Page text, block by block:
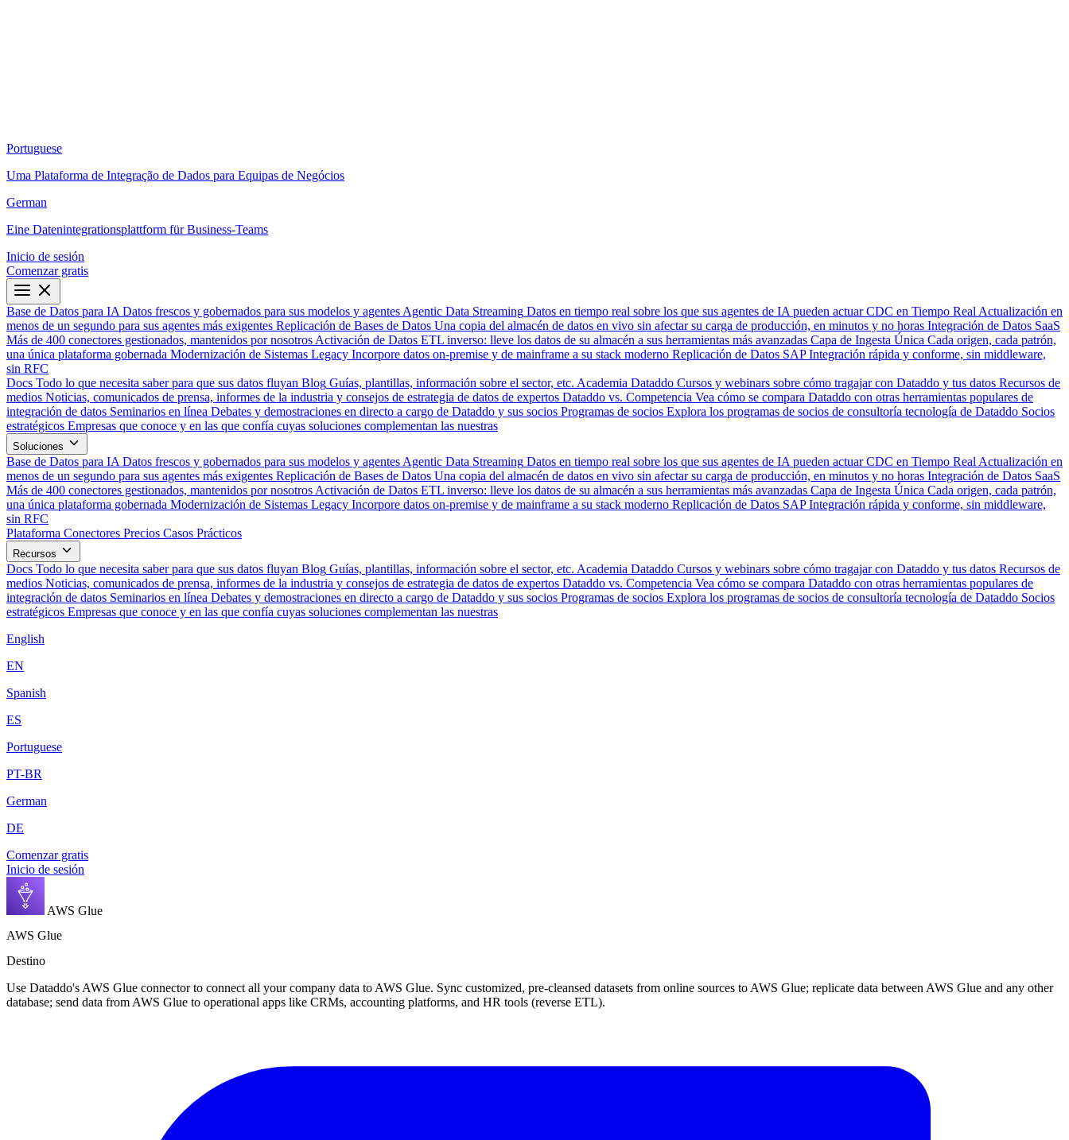
Portuguese
Uma Plataforma de Integração de Dados para Equipas de Negócios
German
Eine Datenintegrationsplattform für Business-Teams
Inicio de sesión
Comenzar gratis
Base de Datos para IA Datos frescos y gobernados para sus modelos y agentes Agentic Data Streaming Datos en tiempo real sobre los que sus agentes de IA pueden actuar CDC en Tiempo Real Actualización en
menos de un segundo para sus agentes más exigentes Replicación de Bases de Datos Una copia del almacén de datos en vivo sin afectar su carga de producción, en minutos y no horas Integración de Datos SaaS
Más de 400 conectores gestionados, mantenidos por nosotros Activación de Datos ETL inverso: lleve los datos de su almacén a sus herramientas más avanzadas Capa de Ingesta Única Cada origen, cada patrón,
una única plataforma gobernada Modernización de Sistemas Legacy Incorpore datos on-premise y de mainframe a su stack moderno Replicación de Datos SAP Integración rápida y conforme, sin middleware,
sin RFC
Docs Todo lo que necesita saber para que sus datos fluyan Blog Guías, plantillas, información sobre el sector, etc. Academia Dataddo Cursos y webinars sobre cómo tragajar con Dataddo y tus datos Recursos de
medios Noticias, comunicados de prensa, informes de la industria y consejos de estrategia de datos de expertos Dataddo vs. Competencia Vea cómo se compara Dataddo con otras herramientas populares de
integración de datos Seminarios en línea Debates y demostraciones en directo a cargo de Dataddo y sus socios Programas de socios Explora los programas de socios de consultoría tecnología de Dataddo Socios
estratégicos Empresas que conoce y en las que confía cuyas soluciones complementan las nuestras
Soluciones
Base de Datos para IA Datos frescos y gobernados para sus modelos y agentes Agentic Data Streaming Datos en tiempo real sobre los que sus agentes de IA pueden actuar CDC en Tiempo Real Actualización en
menos de un segundo para sus agentes más exigentes Replicación de Bases de Datos Una copia del almacén de datos en vivo sin afectar su carga de producción, en minutos y no horas Integración de Datos SaaS
Más de 400 conectores gestionados, mantenidos por nosotros Activación de Datos ETL inverso: lleve los datos de su almacén a sus herramientas más avanzadas Capa de Ingesta Única Cada origen, cada patrón,
una única plataforma gobernada Modernización de Sistemas Legacy Incorpore datos on-premise y de mainframe a su stack moderno Replicación de Datos SAP Integración rápida y conforme, sin middleware,
sin RFC
Plataforma Conectores Precios Casos Prácticos
Recursos
Docs Todo lo que necesita saber para que sus datos fluyan Blog Guías, plantillas, información sobre el sector, etc. Academia Dataddo Cursos y webinars sobre cómo tragajar con Dataddo y tus datos Recursos de
medios Noticias, comunicados de prensa, informes de la industria y consejos de estrategia de datos de expertos Dataddo vs. Competencia Vea cómo se compara Dataddo con otras herramientas populares de
integración de datos Seminarios en línea Debates y demostraciones en directo a cargo de Dataddo y sus socios Programas de socios Explora los programas de socios de consultoría tecnología de Dataddo Socios
estratégicos Empresas que conoce y en las que confía cuyas soluciones complementan las nuestras
English
EN
Spanish
ES
Portuguese
PT-BR
German
DE
Comenzar gratis
Inicio de sesión
AWS Glue
AWS Glue
Destino
Use Dataddo's AWS Glue connector to connect all your company data to AWS Glue. Sync customized, pre-cleansed datasets from online sources to AWS Glue; replicate data between AWS Glue and any other
database; send data from AWS Glue to operational apps like CRMs, accounting platforms, and HR tools (reverse ETL).